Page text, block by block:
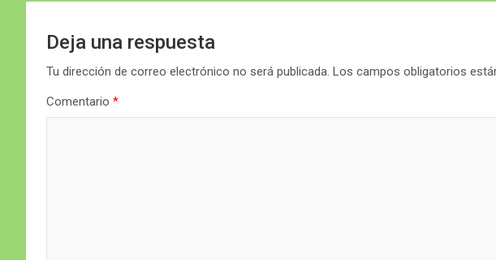
Deja una respuesta
Tu dirección de correo electrónico no será publicada. Los campos obligatorios
Comentario *